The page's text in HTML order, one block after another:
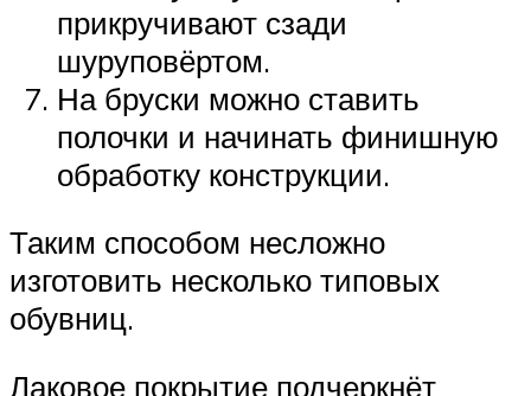
прикручивают сзади
шуруповёртом.
На бруски можно ставить
полочки и начинать финишную
обработку конструкции.
Таким способом несложно
изготовить несколько типовых
обувниц.
Лаковое покрытие подчеркнёт